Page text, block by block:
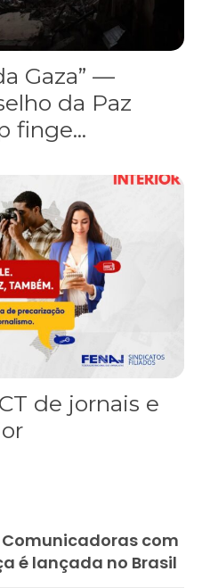
Gaza” —
da Paz
finge...
revistas do interior
de jornais e
com
é lançada no Brasil